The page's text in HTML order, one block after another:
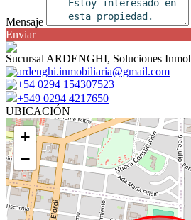
Mensaje
Enviar
Sucursal ARDENGHI, Soluciones
ardenghi.inmobiliaria@gmail.com
+54 0294 154307523
+549 0294 4217650
UBICACIÓN
+
−